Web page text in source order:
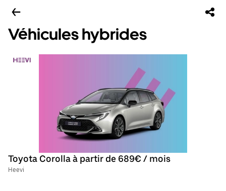
Véhicules hybrides
Toyota Corolla à partir de 689€ / mois
Heevi